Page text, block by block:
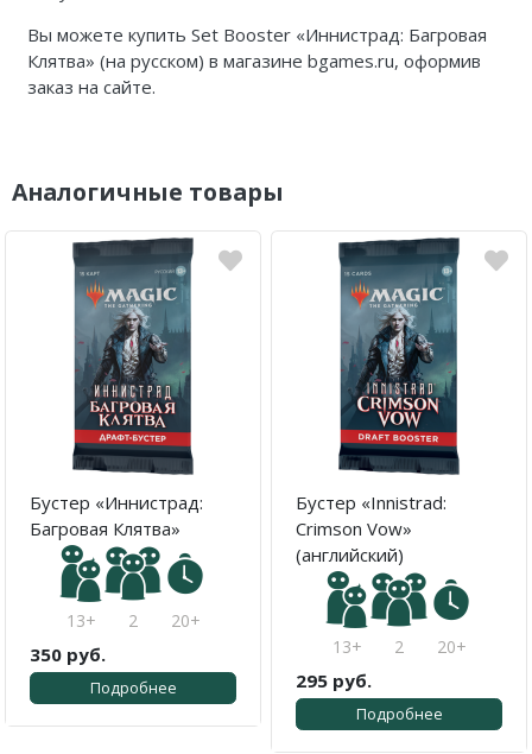
Вы можете купить Set Booster «Иннистрад: Багровая
Клятва» (на русском) в магазине bgames.ru, оформив
заказ на сайте.
Аналогичные товары
Бустер «Иннистрад:
Багровая Клятва»
13+ 2 20+
350 руб.
Подробнее
Бустер «Innistrad:
Crimson Vow»
(английский)
13+ 2 20+
295 руб.
Подробнее